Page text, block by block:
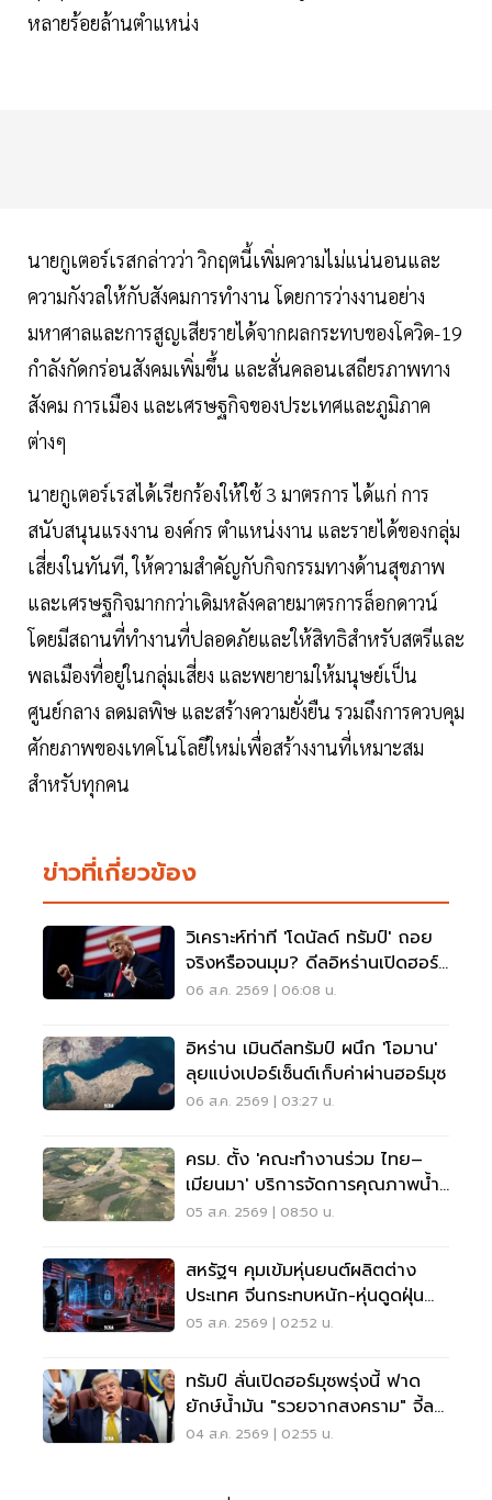
หลายร้อยล้านตำแหน่ง
นายกูเตอร์เรสกล่าวว่า วิกฤตนี้เพิ่มความไม่แน่นอนและ
ความกังวลให้กับสังคมการทำงาน โดยการว่างงานอย่าง
มหาศาลและการสูญเสียรายได้จากผลกระทบของโควิด-19
กำลังกัดกร่อนสังคมเพิ่มขึ้น และสั่นคลอนเสถียรภาพทาง
สังคม การเมือง และเศรษฐกิจของประเทศและภูมิภาค
ต่างๆ
นายกูเตอร์เรสได้เรียกร้องให้ใช้ 3 มาตรการ ได้แก่ การ
สนับสนุนแรงงาน องค์กร ตำแหน่งงาน และรายได้ของกลุ่ม
เสี่ยงในทันที, ให้ความสำคัญกับกิจกรรมทางด้านสุขภาพ
และเศรษฐกิจมากกว่าเดิมหลังคลายมาตรการล็อกดาวน์
โดยมีสถานที่ทำงานที่ปลอดภัยและให้สิทธิสำหรับสตรีและ
พลเมืองที่อยู่ในกลุ่มเสี่ยง และพยายามให้มนุษย์เป็น
ศูนย์กลาง ลดมลพิษ และสร้างความยั่งยืน รวมถึงการควบคุม
ศักยภาพของเทคโนโลยีใหม่เพื่อสร้างงานที่เหมาะสม
สำหรับทุกคน
ข่าวที่เกี่ยวข้อง
วิเคราะห์ท่าที 'โดนัลด์ ทรัมป์' ถอย
จริงหรือจนมุม? ดีลอิหร่านเปิดฮอร์
มุซ
06 ส.ค. 2569 | 06:08 น.
อิหร่าน เมินดีลทรัมป์ ผนึก 'โอมาน'
ลุยแบ่งเปอร์เซ็นต์เก็บค่าผ่านฮอร์มุซ
06 ส.ค. 2569 | 03:27 น.
ครม. ตั้ง 'คณะทำงานร่วม ไทย–
เมียนมา' บริการจัดการคุณภาพน้ำ
ข้ามแดน
05 ส.ค. 2569 | 08:50 น.
สหรัฐฯ คุมเข้มหุ่นยนต์ผลิตต่าง
ประเทศ จีนกระทบหนัก-หุ่นดูดฝุ่น
โดนด้วย
05 ส.ค. 2569 | 02:52 น.
ทรัมป์ ลั่นเปิดฮอร์มุซพรุ่งนี้ ฟาด
ยักษ์น้ำมัน "รวยจากสงคราม" จี้ลด
ราคาด่วน
04 ส.ค. 2569 | 02:55 น.